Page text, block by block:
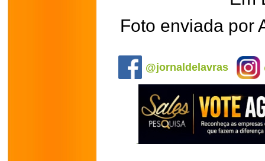
Foto enviada por
@jornaldelavras